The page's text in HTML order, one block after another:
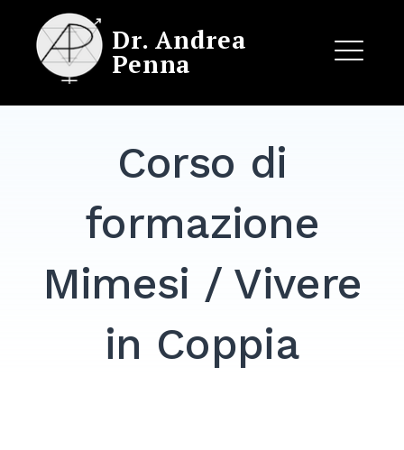
content
Dr. Andrea
Penna
Corso di
formazione
Mimesi / Vivere
in Coppia